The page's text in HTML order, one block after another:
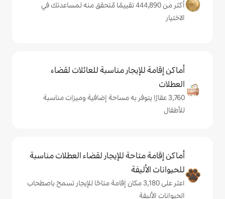
أكثر من 444,890 تقييمًا مُتحقق منه لمساعدتك في
مناسبة للعائلات لقضاء
به مساحة إضافية وميزات مناسبة
للإيجار لقضاء العطلات مناسبة
على 3,180 مكان إقامة متاحًا للإيجار تسمح باصطحاب